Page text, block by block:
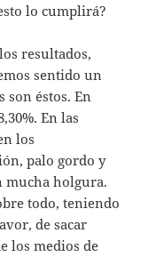
lo cumplirá?
resultados,
sentido un
son éstos. En
En las
los
palo gordo y
mucha holgura.
todo, teniendo
de sacar
los medios de